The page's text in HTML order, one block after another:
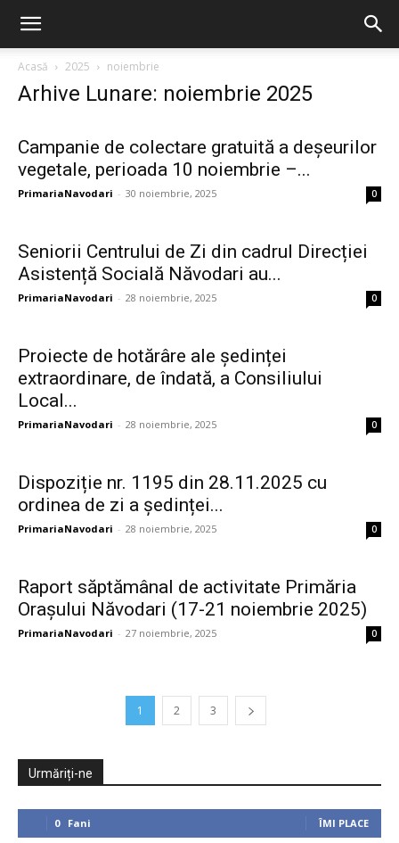
Acasă 2025 noiembrie
Arhive Lunare: noiembrie 2025
Campanie de colectare gratuită a deșeurilor
vegetale, perioada 10 noiembrie –...
PrimariaNavodari - 30 noiembrie, 2025 0
Seniorii Centrului de Zi din cadrul Direcției
Asistență Socială Năvodari au...
PrimariaNavodari - 28 noiembrie, 2025 0
Proiecte de hotărâre ale ședinței
extraordinare, de îndată, a Consiliului
Local...
PrimariaNavodari - 28 noiembrie, 2025 0
Dispoziție nr. 1195 din 28.11.2025 cu
ordinea de zi a ședinței...
PrimariaNavodari - 28 noiembrie, 2025 0
Raport săptămânal de activitate Primăria
Orașului Năvodari (17-21 noiembrie 2025)
PrimariaNavodari - 27 noiembrie, 2025 0
1 2 3
Urmăriți-ne
0 Fani ÎMI PLACE